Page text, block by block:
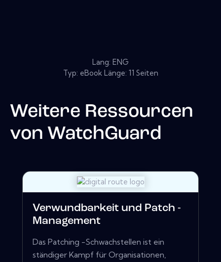
Lang: ENG
Typ: eBook Länge: 11 Seiten
Weitere Ressourcen
von WatchGuard
Verwundbarkeit und Patch -
Management
Das Patching -Schwachstellen ist ein
ständiger Kampf für Organisationen,